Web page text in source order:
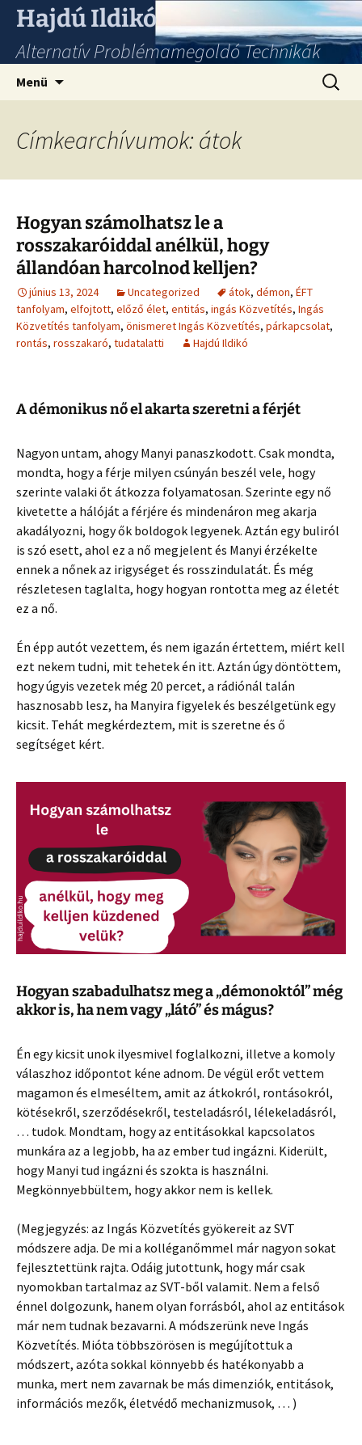
Hajdú Ildikó
Alternatív Problémamegoldó Technikák
Menü
Címkearchívumok: átok
Hogyan számolhatsz le a
rosszakaróiddal anélkül, hogy
állandóan harcolnod kelljen?
június 13, 2024 Uncategorized átok, démon, ÉFT
tanfolyam, elfojtott, előző élet, entitás, ingás Közvetítés, Ingás
Közvetítés tanfolyam, önismeret Ingás Közvetítés, párkapcsolat,
rontás, rosszakaró, tudatalatti Hajdú Ildikó
A démonikus nő el akarta szeretni a férjét
Nagyon untam, ahogy Manyi panaszkodott. Csak mondta,
mondta, hogy a férje milyen csúnyán beszél vele, hogy
szerinte valaki őt átkozza folyamatosan. Szerinte egy nő
kivetette a hálóját a férjére és mindenáron meg akarja
akadályozni, hogy ők boldogok legyenek. Aztán egy buliról
is szó esett, ahol ez a nő megjelent és Manyi érzékelte
ennek a nőnek az irigységet és rosszindulatát. És még
részletesen taglalta, hogy hogyan rontotta meg az életét
ez a nő.
Én épp autót vezettem, és nem igazán értettem, miért kell
ezt nekem tudni, mit tehetek én itt. Aztán úgy döntöttem,
hogy úgyis vezetek még 20 percet, a rádiónál talán
hasznosabb lesz, ha Manyira figyelek és beszélgetünk egy
kicsit. Tehát megkérdeztem, mit is szeretne és ő
segítséget kért.
Hogyan szabadulhatsz meg a „démonoktól” még
akkor is, ha nem vagy „látó” és mágus?
Én egy kicsit unok ilyesmivel foglalkozni, illetve a komoly
válaszhoz időpontot kéne adnom. De végül erőt vettem
magamon és elmeséltem, amit az átkokról, rontásokról,
kötésekről, szerződésekről, testeladásról, lélekeladásról,
… tudok. Mondtam, hogy az entitásokkal kapcsolatos
munkára az a legjobb, ha az ember tud ingázni. Kiderült,
hogy Manyi tud ingázni és szokta is használni.
Megkönnyebbültem, hogy akkor nem is kellek.
(Megjegyzés: az Ingás Közvetítés gyökereit az SVT
módszere adja. De mi a kolléganőmmel már nagyon sokat
fejlesztettünk rajta. Odáig jutottunk, hogy már csak
nyomokban tartalmaz az SVT-ből valamit. Nem a felső
énnel dolgozunk, hanem olyan forrásból, ahol az entitások
már nem tudnak bezavarni. A módszerünk neve Ingás
Közvetítés. Mióta többszörösen is megújítottuk a
módszert, azóta sokkal könnyebb és hatékonyabb a
munka, mert nem zavarnak be más dimenziók, entitások,
információs mezők, életvédő mechanizmusok, … )